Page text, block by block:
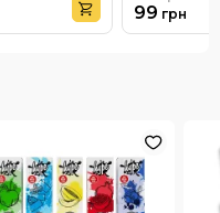
99 грн